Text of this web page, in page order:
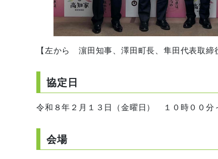
【左から 濵田知事、澤田町長、隼田代表取締
協定日
令和８年２月１３日（金曜日） １０時００分
会場